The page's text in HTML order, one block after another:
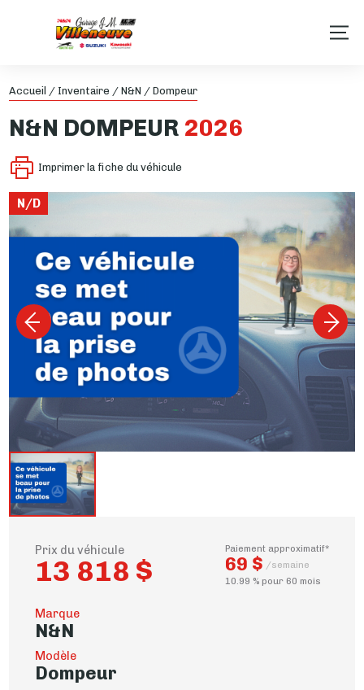
Accueil / Inventaire / N&N / Dompeur
N&N DOMPEUR 2026
Imprimer la fiche du véhicule
N/D
Prix du véhicule
13 818 $
Paiement approximatif*
69 $ /semaine
10.99 % pour 60 mois
Marque
N&N
Modèle
Dompeur